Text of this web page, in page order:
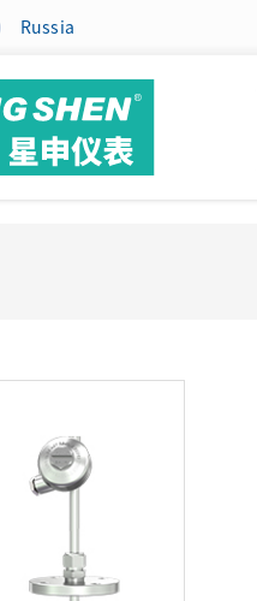
Russia